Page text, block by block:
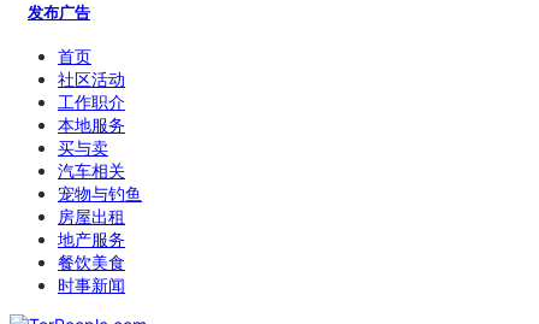
发布广告
首页
社区活动
工作职介
本地服务
买与卖
汽车相关
宠物与钓鱼
房屋出租
地产服务
餐饮美食
时事新闻